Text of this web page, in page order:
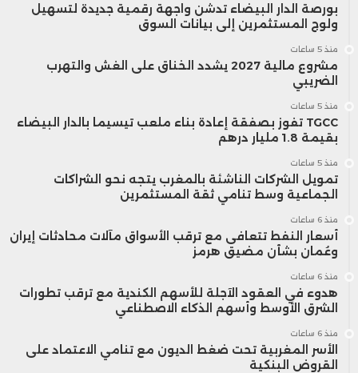
بورصة الدار البيضاء تدشن واجهة رقمية جديدة لتسهيل
ولوج المستثمرين إلى بيانات السوق
منذ 5 ساعات
مشروع مالية 2027 يشدد الخناق على الغش والتهرب
الضريبي
منذ 5 ساعات
TGCC تفوز بصفقة إعادة بناء ملعب تيسيما بالدار البيضاء
بقيمة 1.8 مليار درهم
منذ 5 ساعات
تمويل الشركات الناشئة بالمغرب يتجه نحو الشراكات
الجماعية وسط تنامي ثقة المستثمرين
منذ 6 ساعات
أسعار النفط تتعافى مع ترقب الأسواق مآلات محادثات إيران
وعُمان بشأن مضيق هرمز
منذ 6 ساعات
هدوء في العقود الآجلة للأسهم الكندية مع ترقب تطورات
الشرق الأوسط وأسهم الذكاء الاصطناعي
منذ 6 ساعات
الأسر المغربية تحت ضغط الديون مع تنامي الاعتماد على
القروض البنكية